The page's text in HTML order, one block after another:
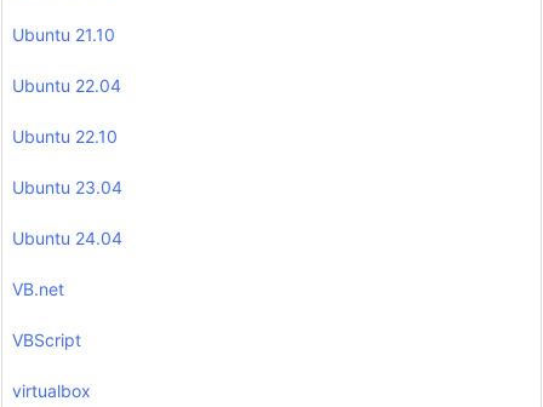
Ubuntu 21.10
Ubuntu 22.04
Ubuntu 22.10
Ubuntu 23.04
Ubuntu 24.04
VB.net
VBScript
virtualbox